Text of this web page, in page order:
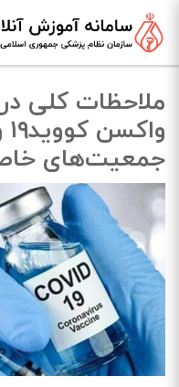
ملاحظات کلی
جمعیت‌های